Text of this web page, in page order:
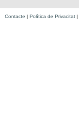
Contacte | Política de Privacitat |